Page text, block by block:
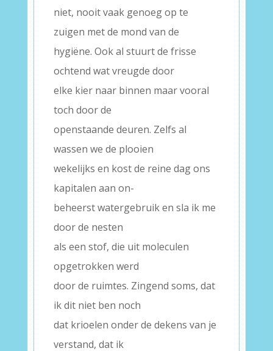
niet, nooit vaak genoeg op te
zuigen met de mond van de
hygiëne. Ook al stuurt de frisse
ochtend wat vreugde door
elke kier naar binnen maar vooral
toch door de
openstaande deuren. Zelfs al
wassen we de plooien
wekelijks en kost de reine dag ons
kapitalen aan on-
beheerst watergebruik en sla ik me
door de nesten
als een stof, die uit moleculen
opgetrokken werd
door de ruimtes. Zingend soms, dat
ik dit niet ben noch
dat krioelen onder de dekens van je
verstand, dat ik